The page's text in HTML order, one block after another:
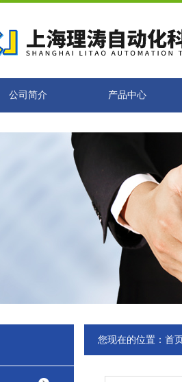
公司简介 产品中心
您现在的位置： 首